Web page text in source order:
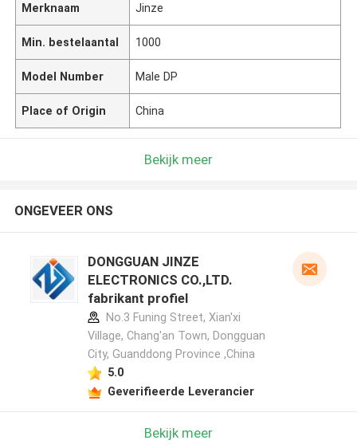
Merknaam Jinze
Min. bestelaantal 1000
Model Number Male DP
Place of Origin China
Bekijk meer
ONGEVEER ONS
DONGGUAN JINZE
ELECTRONICS CO.,LTD.
fabrikant profiel
No.3 Funing Street, Xian'xi
Village, Chang'an Town, Dongguan
City, Guanddong Province ,China
5.0
Geverifieerde Leverancier
Bekijk meer